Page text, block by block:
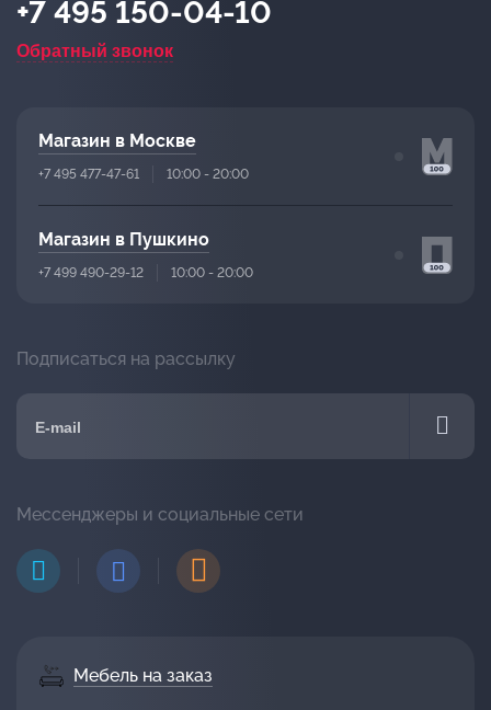
Мебель на заказ
+7 495 150-04-10
Обратный звонок
Магазин в Москве
+7 495 477-47-61 10:00 - 20:00
Магазин в Пушкино
+7 499 490-29-12 10:00 - 20:00
Подписаться на рассылку
Мессенджеры и социальные сети